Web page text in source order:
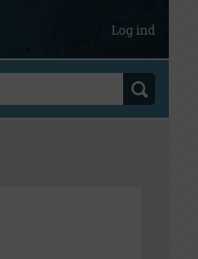
Log ind